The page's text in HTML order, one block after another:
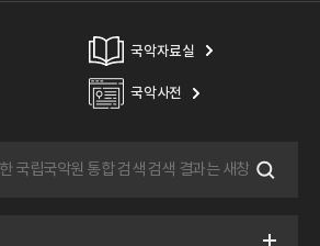
국악자료실
국악사전